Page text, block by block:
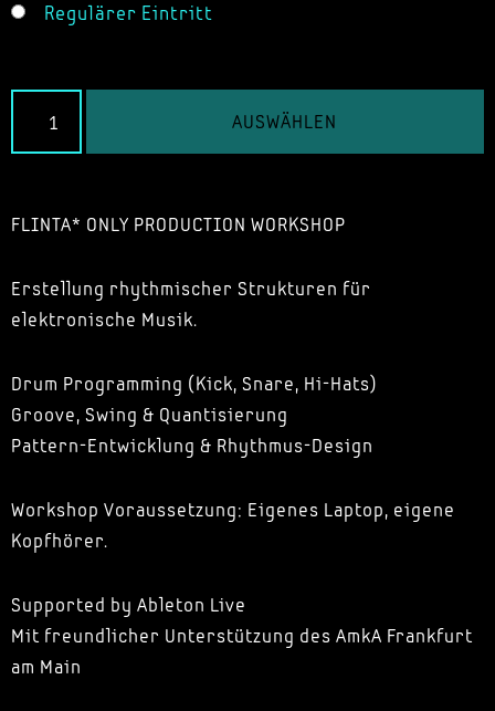
Regulärer Eintritt
AUSWÄHLEN
FLINTA* ONLY PRODUCTION WORKSHOP
Erstellung rhythmischer Strukturen für
elektronische Musik.
Drum Programming (Kick, Snare, Hi-Hats)
Groove, Swing & Quantisierung
Pattern-Entwicklung & Rhythmus-Design
Workshop Voraussetzung: Eigenes Laptop, eigene
Kopfhörer.
Supported by Ableton Live
Mit freundlicher Unterstützung des AmkA Frankfurt
am Main